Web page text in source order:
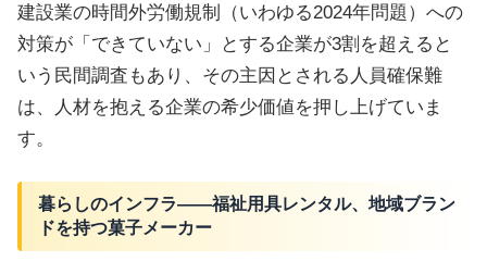
建設業の時間外労働規制（いわゆる2024年問題）への
対策が「できていない」とする企業が3割を超えると
いう民間調査もあり、その主因とされる人員確保難
は、人材を抱える企業の希少価値を押し上げていま
す。
暮らしのインフラ——福祉用具レンタル、地域ブラン
ドを持つ菓子メーカー